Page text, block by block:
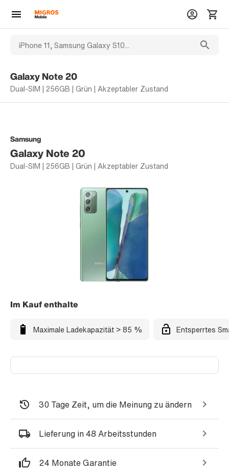
Galaxy Note 20
Dual-SIM | 256GB | Grün | Akzeptabler Zustand
Samsung
Galaxy Note 20
Dual-SIM | 256GB | Grün | Akzeptabler Zustand
Im Kauf enthalte
Maximale Ladekapazität > 85 % Entsperrtes
30 Tage Zeit, um die Meinung zu ändern
Lieferung in 48 Arbeitsstunden
24 Monate Garantie